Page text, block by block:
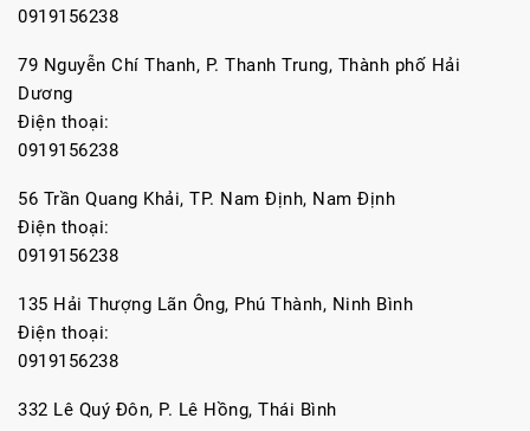
0919156238
79 Nguyễn Chí Thanh, P. Thanh Trung, Thành phố Hải
Dương
Điện thoại:
0919156238
56 Trần Quang Khải, TP. Nam Định, Nam Định
Điện thoại:
0919156238
135 Hải Thượng Lãn Ông, Phú Thành, Ninh Bình
Điện thoại:
0919156238
332 Lê Quý Đôn, P. Lê Hồng, Thái Bình